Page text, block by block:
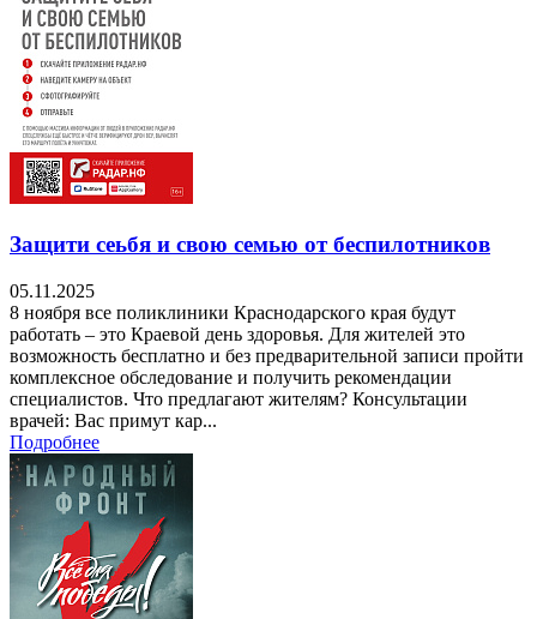
Защити сеьбя и свою семью от беспилотников
05.11.2025
8 ноября все поликлиники Краснодарского края будут
работать – это Краевой день здоровья. Для жителей это
возможность бесплатно и без предварительной записи пройти
комплексное обследование и получить рекомендации
специалистов. Что предлагают жителям? Консультации
врачей: Вас примут кар...
Подробнее